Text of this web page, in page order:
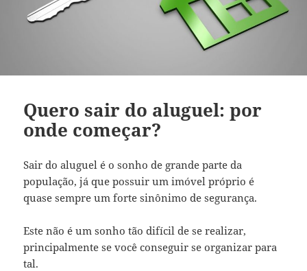
Quero sair do aluguel: por
onde começar?
Sair do aluguel é o sonho de grande parte da
população, já que possuir um imóvel próprio é
quase sempre um forte sinônimo de segurança.
Este não é um sonho tão difícil de se realizar,
principalmente se você conseguir se organizar para
tal.